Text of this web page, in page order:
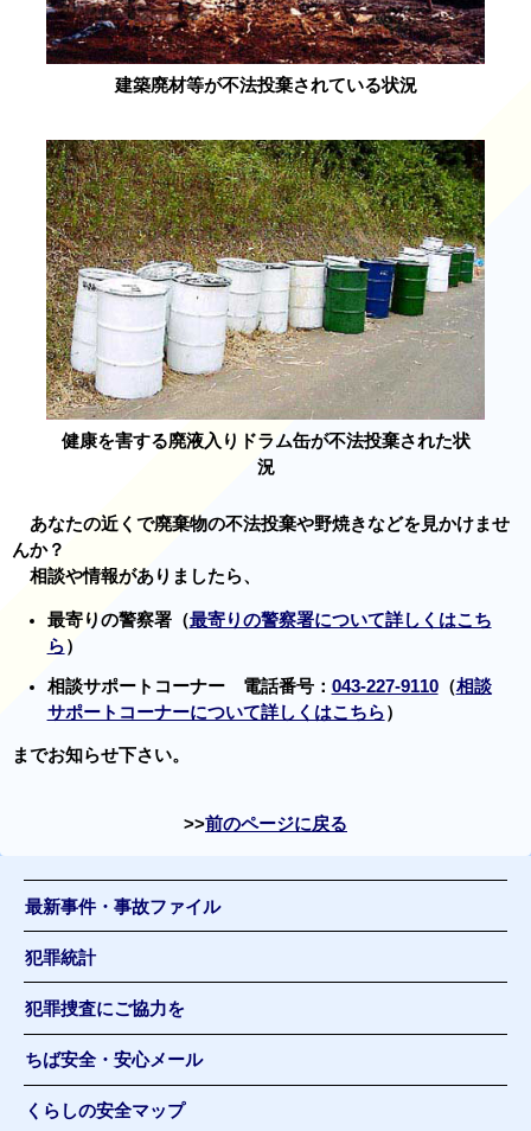
建築廃材等が不法投棄されている状況
健康を害する廃液入りドラム缶が不法投棄された状
況
あなたの近くで廃棄物の不法投棄や野焼きなどを見かけませ
んか？
相談や情報がありましたら、
最寄りの警察署（最寄りの警察署について詳しくはこち
ら）
相談サポートコーナー 電話番号： 043-227-9110（相談
サポートコーナーについて詳しくはこちら）
までお知らせ下さい。
前のページに戻る
最新事件・事故ファイル
犯罪統計
犯罪捜査にご協力を
ちば安全・安心メール
くらしの安全マップ